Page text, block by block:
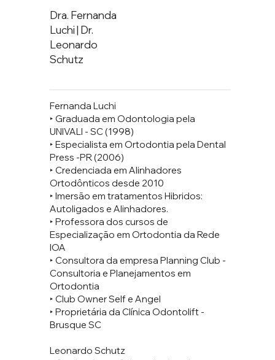
Dra. Fernanda
Luchi | Dr.
Leonardo
Schutz
Fernanda Luchi
‣ Graduada em Odontologia pela
UNIVALI - SC (1998)
‣ Especialista em Ortodontia pela Dental
Press -PR (2006)
‣ Credenciada em Alinhadores
Ortodônticos desde 2010
‣ Imersão em tratamentos Hibridos:
Autoligados e Alinhadores.
‣ Professora dos cursos de
Especialização em Ortodontia da Rede
IOA
‣ Consultora da empresa Planning Club -
Consultoria e Planejamentos em
Ortodontia
‣ Club Owner Self e Angel
‣ Proprietária da Clínica Odontolift -
Brusque SC
Leonardo Schutz